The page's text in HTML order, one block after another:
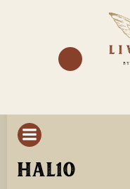
HAL10